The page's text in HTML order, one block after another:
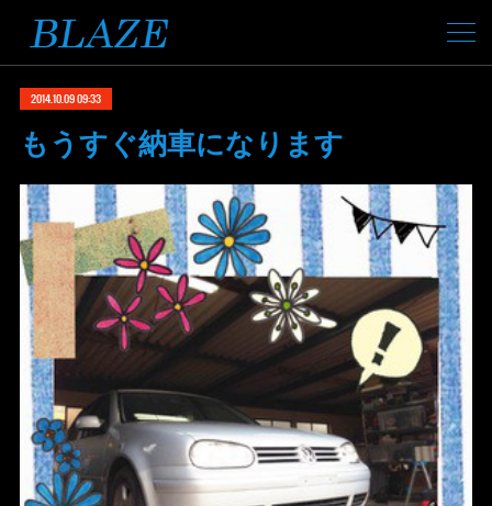
2014.10.09 09:33
もうすぐ納車になります